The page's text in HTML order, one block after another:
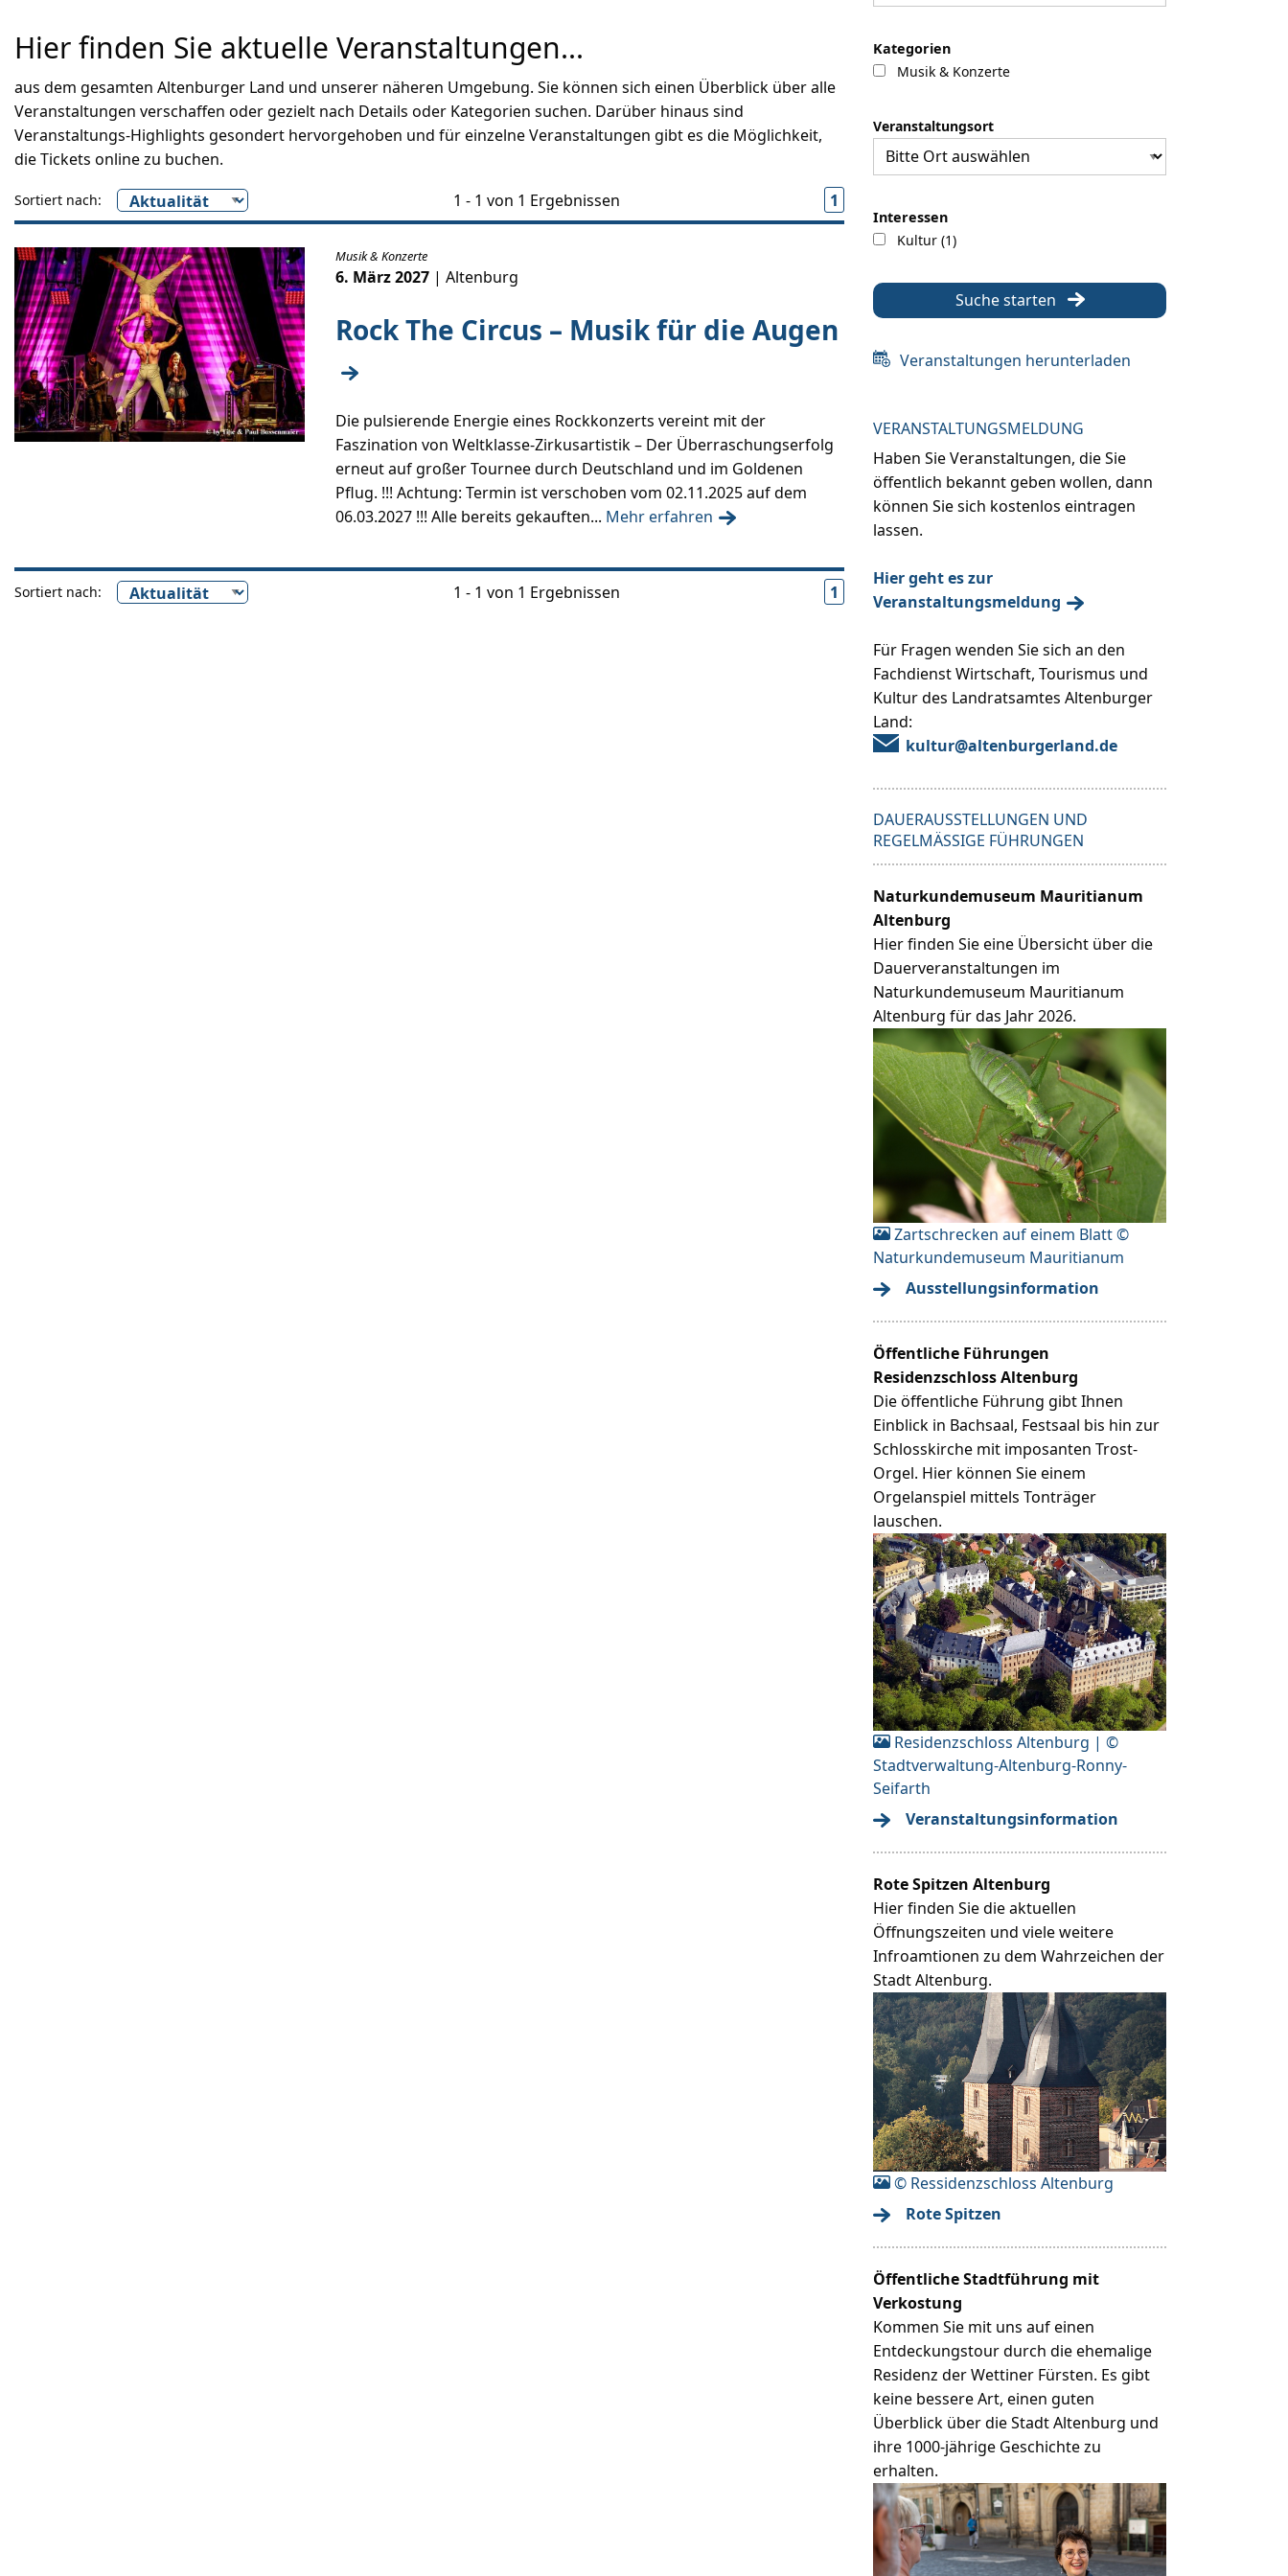
Hier finden Sie aktuelle Veranstaltungen...
aus dem gesamten Altenburger Land und unserer näheren Umgebung. Sie können sich einen Überblick über alle
Veranstaltungen verschaffen oder gezielt nach Details oder Kategorien suchen. Darüber hinaus sind
Veranstaltungs-Highlights gesondert hervorgehoben und für einzelne Veranstaltungen gibt es die Möglichkeit,
die Tickets online zu buchen.
Sortiert nach: 1 - 1 von 1 Ergebnissen 1
Rock The Circus – Musik für die Augen
Musik & Konzerte
6. März 2027 | Altenburg
Die pulsierende Energie eines Rockkonzerts vereint mit der
Faszination von Weltklasse-Zirkusartistik – Der Überraschungserfolg
erneut auf großer Tournee durch Deutschland und im Goldenen
Pflug. !!! Achtung: Termin ist verschoben vom 02.11.2025 auf dem
06.03.2027 !!! Alle bereits gekauften... Mehr erfahren
Sortiert nach: 1 - 1 von 1 Ergebnissen 1
Kategorien
Musik & Konzerte
Veranstaltungsort
Interessen
Kultur (1)
Suche starten
Veranstaltungen herunterladen
VERANSTALTUNGSMELDUNG
Haben Sie Veranstaltungen, die Sie
öffentlich bekannt geben wollen, dann
können Sie sich kostenlos eintragen
lassen.
Hier geht es zur
Veranstaltungsmeldung
Für Fragen wenden Sie sich an den
Fachdienst Wirtschaft, Tourismus und
Kultur des Landratsamtes Altenburger
Land:
kultur@altenburgerland.de
DAUERAUSSTELLUNGEN UND
REGELMÄSSIGE FÜHRUNGEN
Naturkundemuseum Mauritianum
Altenburg
Hier finden Sie eine Übersicht über die
Dauerveranstaltungen im
Naturkundemuseum Mauritianum
Altenburg für das Jahr 2026.
Zartschrecken auf einem Blatt ©
Naturkundemuseum Mauritianum
Ausstellungsinformation
Öffentliche Führungen
Residenzschloss Altenburg
Die öffentliche Führung gibt Ihnen
Einblick in Bachsaal, Festsaal bis hin zur
Schlosskirche mit imposanten Trost-
Orgel. Hier können Sie einem
Orgelanspiel mittels Tonträger
lauschen.
Residenzschloss Altenburg | ©
Stadtverwaltung-Altenburg-Ronny-
Seifarth
Veranstaltungsinformation
Rote Spitzen Altenburg
Hier finden Sie die aktuellen
Öffnungszeiten und viele weitere
Infroamtionen zu dem Wahrzeichen der
Stadt Altenburg.
© Ressidenzschloss Altenburg
Rote Spitzen
Öffentliche Stadtführung mit
Verkostung
Kommen Sie mit uns auf einen
Entdeckungstour durch die ehemalige
Residenz der Wettiner Fürsten. Es gibt
keine bessere Art, einen guten
Überblick über die Stadt Altenburg und
ihre 1000-jährige Geschichte zu
erhalten.